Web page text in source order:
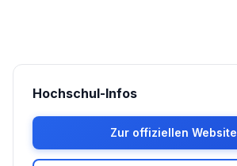
Hochschul-Infos
Zur offiziellen Website